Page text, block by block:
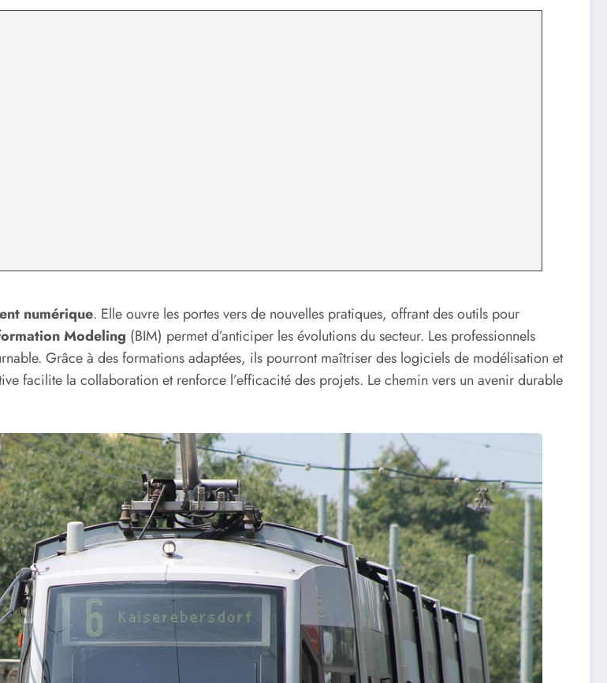
numérique. Elle ouvre les portes vers de nouvelles pratiques, offrant des outils pour
Modeling (BIM) permet d’anticiper les évolutions du secteur. Les professionnels
Grâce à des formations adaptées, ils pourront maîtriser des logiciels de modélisation et
facilite la collaboration et renforce l’efficacité des projets. Le chemin vers un avenir durable